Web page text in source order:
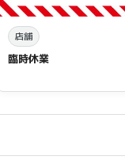
店舗
臨時休業